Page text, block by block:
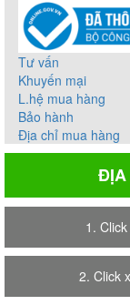
Tư vấn
Khuyến mại
L.hệ mua hàng
Bảo hành
Địa chỉ mua hàng
ĐỊA
1.
2. Click